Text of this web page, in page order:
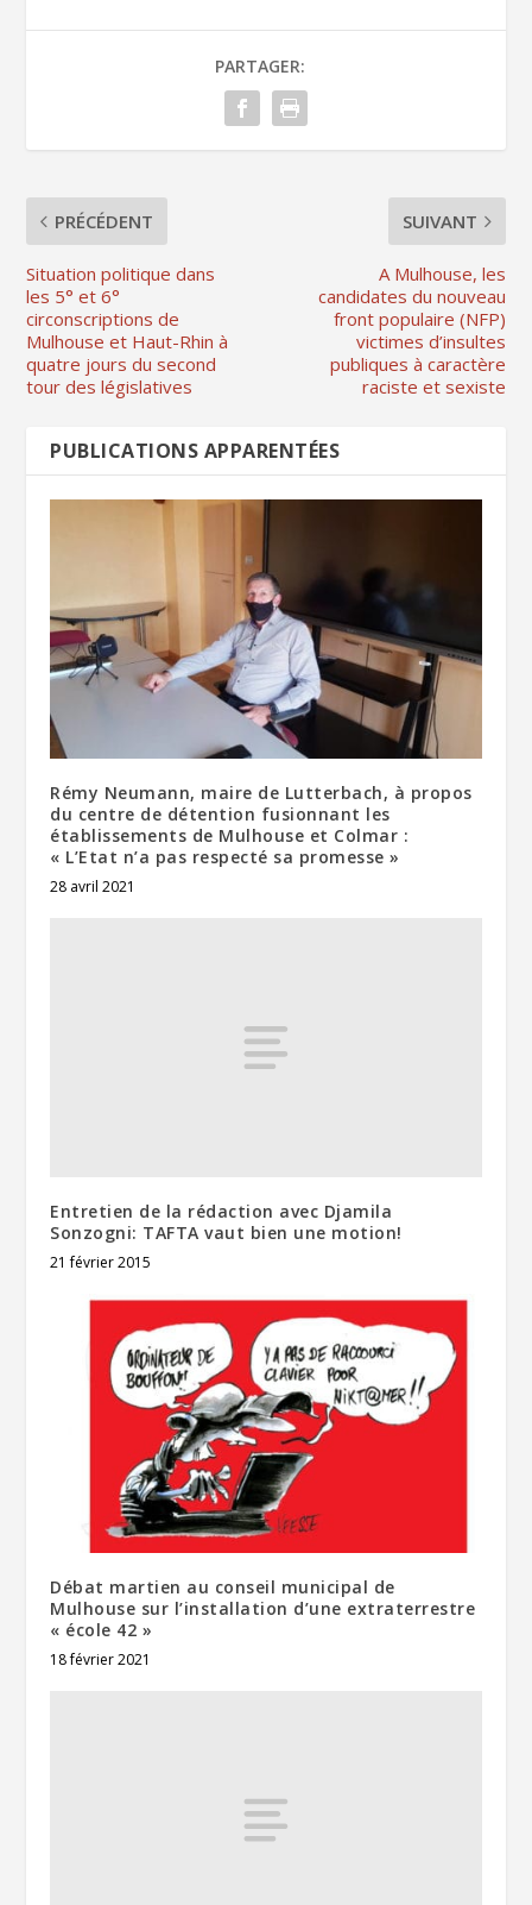
PARTAGER:
PRÉCÉDENT
Situation politique dans
les 5° et 6°
circonscriptions de
Mulhouse et Haut-Rhin à
quatre jours du second
tour des législatives
SUIVANT
A Mulhouse, les
candidates du nouveau
front populaire (NFP)
victimes d’insultes
publiques à caractère
raciste et sexiste
PUBLICATIONS APPARENTÉES
Rémy Neumann, maire de Lutterbach, à propos
du centre de détention fusionnant les
établissements de Mulhouse et Colmar :
« L’Etat n’a pas respecté sa promesse »
28 avril 2021
Entretien de la rédaction avec Djamila
Sonzogni: TAFTA vaut bien une motion!
21 février 2015
Débat martien au conseil municipal de
Mulhouse sur l’installation d’une extraterrestre
« école 42 »
18 février 2021